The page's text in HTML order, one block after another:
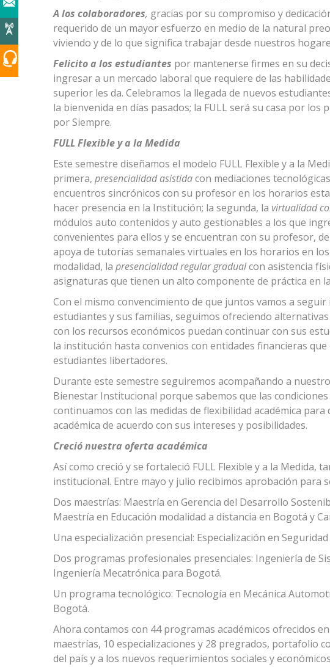
A los colaboradores, gracias por su compromiso y
requerido de un mayor esfuerzo en medio de la natural
viviendo y de lo que significa trabajar desde nuestros
Felicito a los estudiantes por mantenerse firmes en su
ingresar a un mercado laboral que requiere de las
superior les da. Celebramos la llegada de nuevos
la bienvenida en días pasados; la FULL será su casa por
por Siempre.
FULL Flexible y a la Medida
Este semestre diseñamos el modelo FULL Flexible y a la
primera, presencialidad asistidacon mediaciones
encuentros sincrónicos con su profesor en los horarios
hacer presencia en la Institución; la segunda, la virtualidad
módulos auto contenidos y auto gestionables a los que
convenientes para ellos y se encuentran con su profesor,
apoya de tutorías semanales virtuales en los horarios en
modalidad, la presencialidad regular gradualcon asistencia
asignaturas que tienen un alto componente de práctica en
Con el mismo convencimiento de que juntos vamos a
estudiantes y sus familias, seguimos ofreciendo
con los recursos económicos puedan continuar con sus
la institución hasta convenios con entidades financieras
estudiantes libertadores.
Durante este semestre seguiremos acompañando a
Bienestar Institucional porque sabemos que las
continuamos con las medidas de flexibilidad académica
académica de acuerdo con sus intereses y posibilidades.
Creció nuestra oferta académica
Así como creció y se fortaleció FULL Flexible y a la Medida,
institucional. Entre mayo y julio recibimos aprobación para
Dos maestrías: Maestría en Gerencia del Desarrollo
Maestría en Educación modalidad a distancia en Bogotá y
Una especialización presencial: Especialización en
Dos programas profesionales presenciales: Ingeniería de
Ingeniería Mecatrónica para Bogotá.
Un programa tecnológico: Tecnología en Mecánica
Bogotá.
Ahora contamos con 44 programas académicos ofrecidos
maestrías, 10 especializaciones y 28 pregrados, portafolio
del país y a los nuevos requerimientos sociales y